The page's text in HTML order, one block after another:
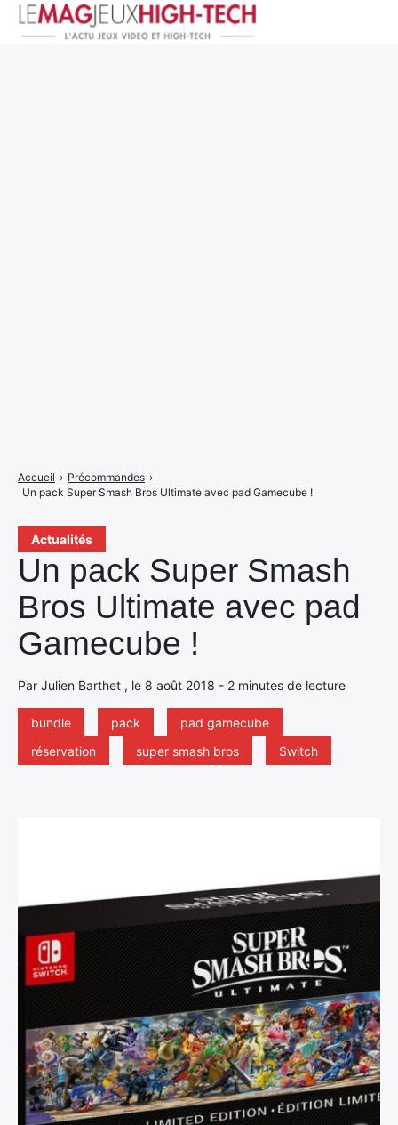
Actualités
Un pack Super Smash
Bros Ultimate avec pad
Gamecube !
Par Julien Barthet , le 8 août 2018 - 2 minutes de lecture
bundle pack
pad gamecube
réservation
super smash bros Switch
Accueil › Précommandes ›
Un pack Super Smash Bros Ultimate avec pad Gamecube !